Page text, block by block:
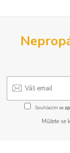
Souhlasím se
Můžete